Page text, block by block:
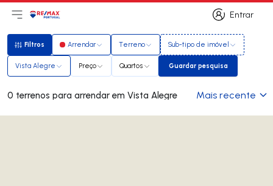
Entrar
Entrar
Abri menu principal
LogoIr para página inicial
Filtros
Filtros Arrendar Terreno Sub-tipo de imóvel
Vista Alegre Preço Quartos Guardar pesquisa
Guardar pesquisa
0 terrenos para arrendar em Vista Alegre Mais recente